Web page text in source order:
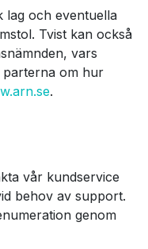
lag och eventuella
Tvist kan också
vars
parterna om hur
.
vår kundservice
behov av support.
genom